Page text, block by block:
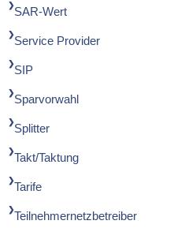
SAR-Wert
Service Provider
SIP
Sparvorwahl
Splitter
Takt/Taktung
Tarife
Teilnehmernetzbetreiber